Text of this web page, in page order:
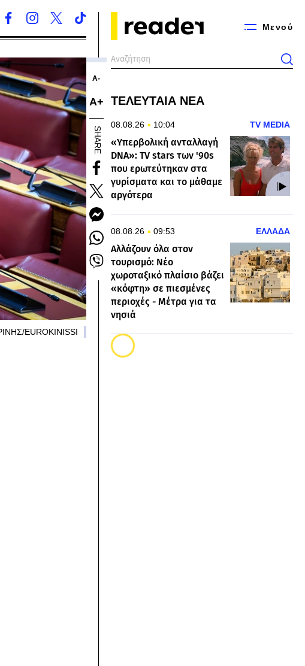
Μενού
EUROKINISSI
Α-
Α+
SHARE
ΤΕΛΕΥΤΑΙΑ ΝΕΑ
08.08.26 10:04 TV MEDIA
«Υπερβολική ανταλλαγή
DNA»: TV stars των '90s
που ερωτεύτηκαν στα
γυρίσματα και το μάθαμε
αργότερα
08.08.26 09:53 ΕΛΛΑΔΑ
Αλλάζουν όλα στον
τουρισμό: Νέο
χωροταξικό πλαίσιο βάζει
«κόφτη» σε πιεσμένες
περιοχές - Μέτρα για τα
νησιά